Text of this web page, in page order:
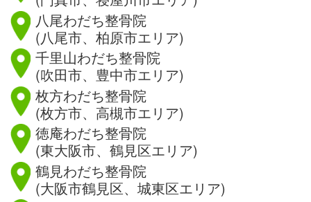
八尾わだち整骨院
(八尾市、柏原市エリア)
千里山わだち整骨院
(吹田市、豊中市エリア)
枚方わだち整骨院
(枚方市、高槻市エリア)
徳庵わだち整骨院
(東大阪市、鶴見区エリア)
鶴見わだち整骨院
(大阪市鶴見区、城東区エリア)